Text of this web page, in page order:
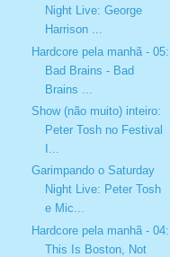
Night Live: George
Harrison ...
Hardcore pela manhã - 05:
Bad Brains - Bad
Brains ...
Show (não muito) inteiro:
Peter Tosh no Festival
Garimpando o Saturday
Night Live: Peter Tosh
e Mic...
Hardcore pela manhã - 04:
This Is Boston, Not